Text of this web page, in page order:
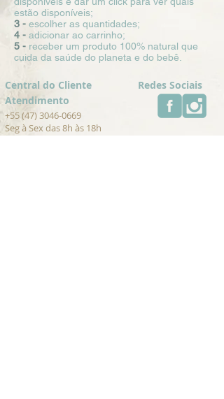
estão disponíveis;
3 - escolher as quantidades;
4 - adicionar ao carrinho;
5 - receber um produto 100% natural que
cuida da saúde do planeta e do bebê.
Central do Cliente
Redes Sociais
Atendimento
+55 (47) 3046-0669
Seg à Sex das 8h às 18h